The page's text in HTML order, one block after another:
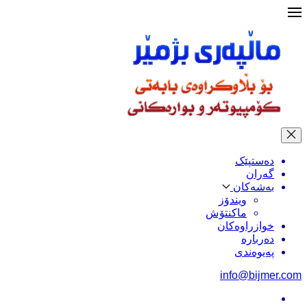
دەستپێک
گەران
بەشەکان
ویندۆز
ماکنتۆش
خوازراوەکان
دەربارە
پەیوەندی
info@bijmer.com